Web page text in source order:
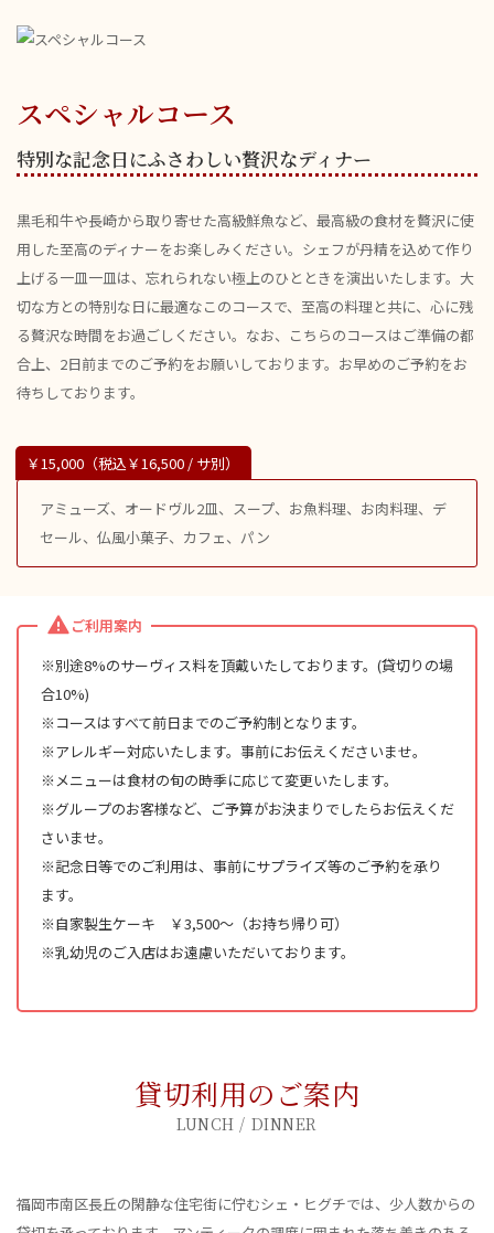
スペシャルコース
特別な記念日にふさわしい贅沢なディナー
黒毛和牛や長崎から取り寄せた高級鮮魚など、最高級の食材を贅沢に使
用した至高のディナーをお楽しみください。シェフが丹精を込めて作り
上げる一皿一皿は、忘れられない極上のひとときを演出いたします。大
切な方との特別な日に最適なこのコースで、至高の料理と共に、心に残
る贅沢な時間をお過ごしください。なお、こちらのコースはご準備の都
合上、2日前までのご予約をお願いしております。お早めのご予約をお
待ちしております。
￥15,000（税込￥16,500 / サ別）
アミューズ、オードヴル2皿、スープ、お魚料理、お肉料理、デ
セール、仏風小菓子、カフェ、パン
ご利用案内
※別途8%のサーヴィス料を頂戴いたしております。(貸切りの場
合10%)
※コースはすべて前日までのご予約制となります。
※アレルギー対応いたします。事前にお伝えくださいませ。
※メニューは食材の旬の時季に応じて変更いたします。
※グループのお客様など、ご予算がお決まりでしたらお伝えくだ
さいませ。
※記念日等でのご利用は、事前にサプライズ等のご予約を承り
ます。
※自家製生ケーキ ￥3,500～（お持ち帰り可）
※乳幼児のご入店はお遠慮いただいております。
LUNCH / DINNER
福岡市南区長丘の閑静な住宅街に佇むシェ・ヒグチでは、少人数からの